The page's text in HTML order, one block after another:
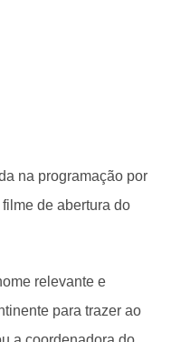
na programação por
de abertura do
relevante e
para trazer ao